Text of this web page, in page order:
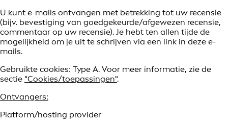
U kunt e-mails ontvangen met betrekking tot uw recensie
(bijv. bevestiging van goedgekeurde/afgewezen recensie,
commentaar op uw recensie). Je hebt ten allen tijde de
mogelijkheid om je uit te schrijven via een link in deze e-
mails.
Gebruikte cookies: Type A. Voor meer informatie, zie de
sectie "Cookies/toepassingen".
Ontvangers:
Platform/hosting provider